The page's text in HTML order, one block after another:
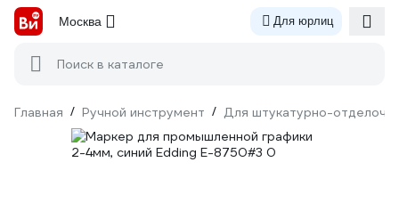
Москва Для юрлиц
Поиск в каталоге
Главная / Ручной инструмент / Для штукатурно-